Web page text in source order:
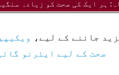
ہر ایک کی صحت کو زیادہ
جاننے کے لیے،
صحت کے لیے ایئرنو